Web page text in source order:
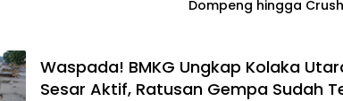
Dompeng hingga
Waspada! BMKG Ungkap Kolaka
Sesar Aktif, Ratusan Gempa Sudah